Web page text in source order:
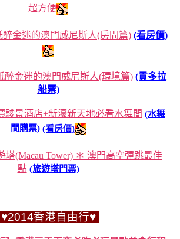
超方便
金迷的澳門威尼斯人(房間篇) (看房價)
醉金迷的澳門威尼斯人(環境篇) (貢多拉
船票)
駿景酒店+新濠新天地必看水舞間 (水舞
間購票) (看房價)
塔(Macau Tower) ＊ 澳門高空彈跳最佳
點 (旅遊塔門票)
♥2014香港自由行♥